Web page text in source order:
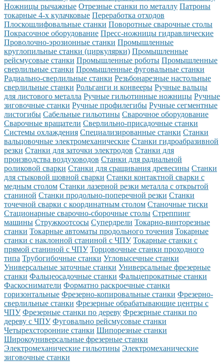
Ножницы рычажные Отрезные станки по металлу Патроны
токарные 4-х кулачковые Переработка отходов
Плоскошлифовальные станки Поворотные сварочные столы
Покрасочное оборудование Пресс-ножницы гидравлические
Проволочно-эрозионные станки Промышленные
круглопильные станки (циркулярки) Промышленные
рейсмусовые станки Промышленные роботы Промышленные
сверлильные станки Промышленные фуговальные станки
Радиально-сверлильные станки Резьбонарезные настольные
сверлильные станки Рольганги и конвееры Ручные вальцы
для листового металла Ручные гильотинные ножницы Ручные
зиговочные станки Ручные профилегибы Ручные сегментные
листогибы Сабельные гильотины Сварочное оборудование
Сварочные вращатели Сверлильно-присадочные станки
Системы охлаждения Специализированные станки Станки
вальцовочные электромеханические Станки гидроабразивной
резки Станки для заточки электродов Станки для
производства воздуховодов Станки для радиальной
роликовой сварки Станки для сращивания древесины Станки
для стыковой шовной сварки Станки контактной сварки с
медным столом Станки лазерной резки металла с открытой
станиной Станки продольно-поперечной резки Станки
точечной сварки с координатным столом Станочные тиски
Стационарные сварочно-сборочные столы Стреппинг
машины Стружкоотсосы Супердрели Токарно-винторезные
станки Токарные автоматы продольного точения Токарные
станки с наклонной станиной с ЧПУ Токарные станки с
прямой станиной с ЧПУ Торцовочные станки проходного
типа Трубогибочные станки Угловысечные станки
Универсальные заточные станки Универсальные фрезерные
станки Фальцеосадочные станки Фальцепрокатные станки
Фаскосниматели Форматно раскроечные станки
горизонтальные Фрезерно-копировальные станки Фрезерно-
сверлильные станки Фрезерные обрабатывающие центры с
ЧПУ Фрезерные станки по дереву Фрезерные станки по
дереву с ЧПУ Фуговально рейсмусовые станки
Четырехсторонние станки Шипорезные станки
Широкоуниверсальные фрезерные станки
Электромеханические гильотины Электромеханические
зиговочные станки